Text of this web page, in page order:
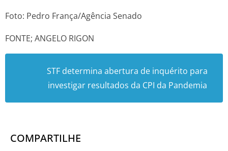
Foto: Pedro França/Agência Senado
FONTE; ANGELO RIGON
STF determina abertura de inquérito para
investigar resultados da CPI da Pandemia
COMPARTILHE